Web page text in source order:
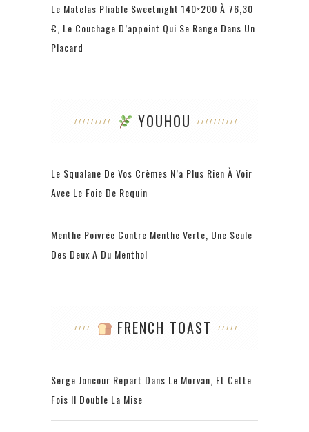
Le Matelas Pliable Sweetnight 140×200 À 76,30
€, Le Couchage D’appoint Qui Se Range Dans Un
Placard
YOUHOU
Le Squalane De Vos Crèmes N’a Plus Rien À Voir
Avec Le Foie De Requin
Menthe Poivrée Contre Menthe Verte, Une Seule
Des Deux A Du Menthol
FRENCH TOAST
Serge Joncour Repart Dans Le Morvan, Et Cette
Fois Il Double La Mise